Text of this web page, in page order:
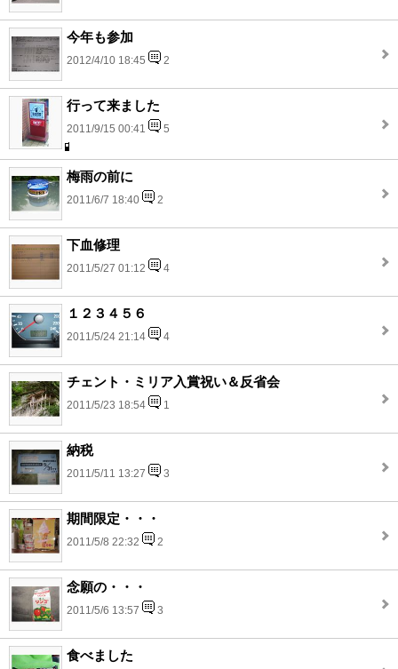
今年も参加
2012/4/10 18:45 2
行って来ました
2011/9/15 00:41 5
梅雨の前に
2011/6/7 18:40 2
下血修理
2011/5/27 01:12 4
１２３４５６
2011/5/24 21:14 4
チェント・ミリア入賞祝い＆反省会
2011/5/23 18:54 1
納税
2011/5/11 13:27 3
期間限定・・・
2011/5/8 22:32 2
念願の・・・
2011/5/6 13:57 3
食べました